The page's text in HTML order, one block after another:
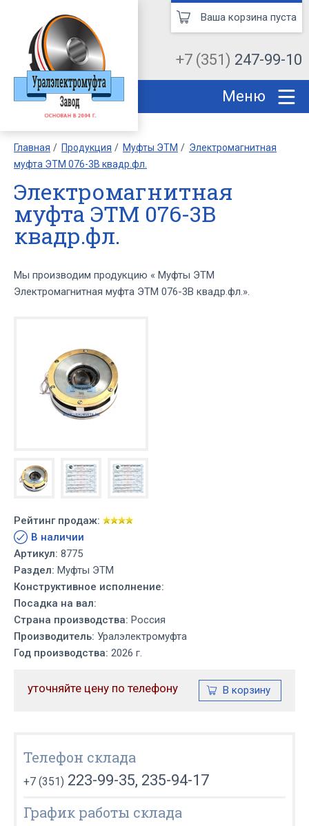
+7 (351) 247-99-10
Ваша корзина пуста
Меню
Главная Продукция Муфты ЭТМ
Электромагнитная
муфта ЭТМ 076-3В квадр.фл.
Электромагнитная
муфта ЭТМ 076-3В
квадр.фл.
Мы производим продукцию « Муфты ЭТМ
Электромагнитная муфта ЭТМ 076-3В квадр.фл.».
Рейтинг продаж:
В наличии
Артикул: 8775
Раздел: Муфты ЭТМ
Конструктивное исполнение:
Посадка на вал:
Страна производства: Россия
Производитель: Уралэлектромуфта
Год производства: 2026 г.
уточняйте цену по телефону
Телефон склада
+7 (351) 223-99-35, 235-94-17
График работы склада